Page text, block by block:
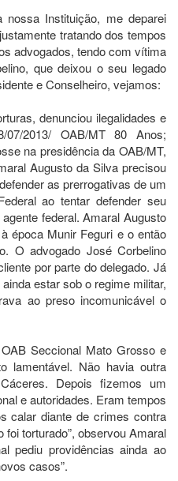
nossa Instituição, me deparei
tratando dos tempos
advogados, tendo com vítima
que deixou o seu legado
e Conselheiro, vejamos:
denunciou ilegalidades e
2013/ OAB/MT 80 Anos;
na presidência da OAB/MT,
Augusto da Silva precisou
as prerrogativas de um
ao tentar defender seu
federal. Amaral Augusto
época Munir Feguri e o então
O advogado José Corbelino
por parte do delegado. Já
estar sob o regime militar,
ao preso incomunicável o
Seccional Mato Grosso e
lamentável. Não havia outra
Depois fizemos um
e autoridades. Eram tempos
calar diante de crimes contra
torturado”, observou Amaral
pediu providências ainda ao
casos”.